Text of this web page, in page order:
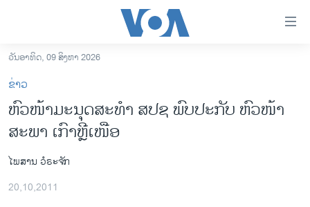
ເຂົ້າ
ຫາ
ຂ້າມ
ຂ້າມ
ຂ້າມ
ຫາ
ຊອກ
ຄົ້ນ
ລາວ
ການເລືອກຕັ້ງ ປະທານາທີບໍດີ ສະຫະລັດ 2024
ໂລກ
ວັນອາທິດ, 09 ສິງຫາ 2026
ຂ່າວ
ຫົວໜ້າມະນຸດສະທຳ ສປຊ ພົບປະກັບ ຫົວໜ້າ
ສະພາ ເກົາຫຼີເໜືອ
ໄພສານ ວໍຣະຈັກ
20,10,2011